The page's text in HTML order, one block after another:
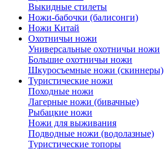
Выкидные стилеты
Ножи-бабочки (балисонги)
Ножи Китай
Охотничьи ножи
Универсальные охотничьи ножи
Большие охотничьи ножи
Шкуросъемные ножи (скиннеры)
Туристические ножи
Походные ножи
Лагерные ножи (бивачные)
Рыбацкие ножи
Ножи для выживания
Подводные ножи (водолазные)
Туристические топоры